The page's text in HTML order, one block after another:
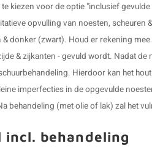
kiezen voor de optie "inclusief
opvulling van noesten, scheuren
& donker (zwart). Houd er rekening
& zijkanten - gevuld wordt. Nadat de
Hierdoor kan het
imperfecties in de opgevulde
behandeling (met olie of lak) zal het
incl. behandeling